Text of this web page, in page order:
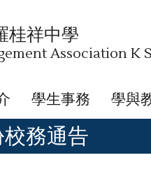
桂祥中學
Association K
學生事務 學與
務通告